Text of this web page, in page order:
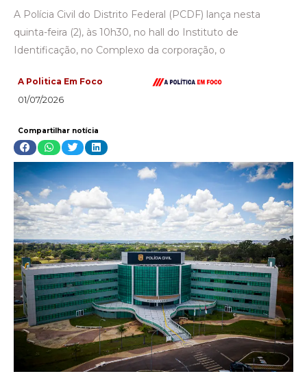
A Polícia Civil do Distrito Federal (PCDF) lança nesta
quinta-feira (2), às 10h30, no hall do Instituto de
Identificação, no Complexo da corporação, o
A Politica Em Foco
01/07/2026
Compartilhar notícia